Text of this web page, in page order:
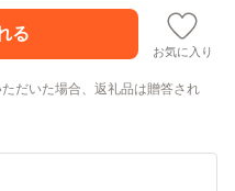
お気に入り
だいた場合、返礼品は贈答され